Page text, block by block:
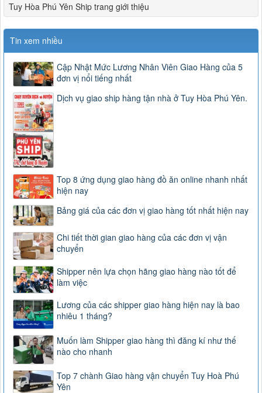
Tuy Hòa Phú Yên Ship trang giới thiệu
Tin xem nhiều
Cập Nhật Mức Lương Nhân Viên Giao Hàng của 5
đơn vị nổi tiếng nhất
Dịch vụ giao ship hàng tận nhà ở Tuy Hòa Phú Yên.
Top 8 ứng dụng giao hàng đồ ăn online nhanh nhất
hiện nay
Bảng giá của các đơn vị giao hàng tốt nhất hiện nay
Chi tiết thời gian giao hàng của các đơn vị vận
chuyển
Shipper nên lựa chọn hãng giao hàng nào tốt để
làm việc
Lương của các shipper giao hàng hiện nay là bao
nhiêu 1 tháng?
Muốn làm Shipper giao hàng thì đăng kí như thế
nào cho nhanh
Top 7 chành Giao hàng vận chuyển Tuy Hoà Phú
Yên